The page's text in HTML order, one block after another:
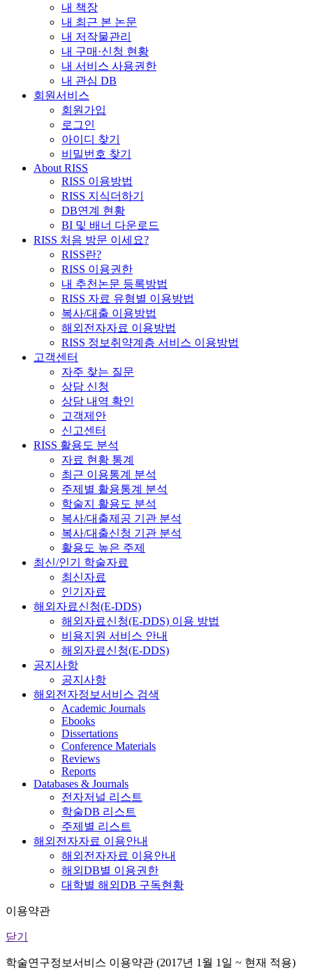
내 책장
내 최근 본 논문
내 저작물관리
내 구매·신청 현황
내 서비스 사용권한
내 관심 DB
회원서비스
회원가입
로그인
아이디 찾기
비밀번호 찾기
About RISS
RISS 이용방법
RISS 지식더하기
DB연계 현황
BI 및 배너 다운로드
RISS 처음 방문 이세요?
RISS란?
RISS 이용권한
내 추천논문 등록방법
RISS 자료 유형별 이용방법
복사/대출 이용방법
해외전자자료 이용방법
RISS 정보취약계층 서비스 이용방법
고객센터
자주 찾는 질문
상담 신청
상담 내역 확인
고객제안
신고센터
RISS 활용도 분석
자료 현황 통계
최근 이용통계 분석
주제별 활용통계 분석
학술지 활용도 분석
복사/대출제공 기관 분석
복사/대출신청 기관 분석
활용도 높은 주제
최신/인기 학술자료
최신자료
인기자료
해외자료신청(E-DDS)
해외자료신청(E-DDS) 이용 방법
비용지원 서비스 안내
해외자료신청(E-DDS)
공지사항
공지사항
해외전자정보서비스 검색
Academic Journals
Ebooks
Dissertations
Conference Materials
Reviews
Reports
Databases & Journals
전자저널 리스트
학술DB 리스트
주제별 리스트
해외전자자료 이용안내
해외전자자료 이용안내
해외DB별 이용권한
대학별 해외DB 구독현황
이용약관
닫기
학술연구정보서비스 이용약관 (2017년 1월 1일 ~ 현재 적용)